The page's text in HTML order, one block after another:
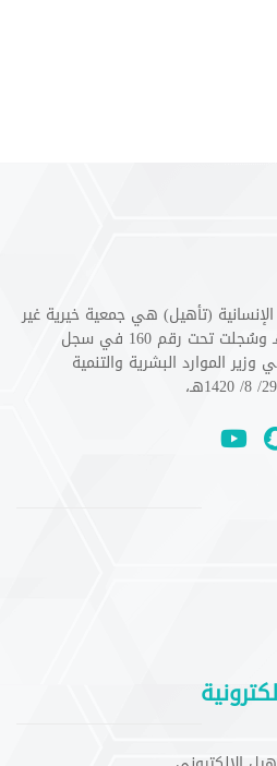
(تأهيل) هي جمعية خيرية غير
ربحية تأسست في عام 1420 هـ وسُجلت تحت رقم 160 في سجل
وزير الموارد البشرية والتنمية